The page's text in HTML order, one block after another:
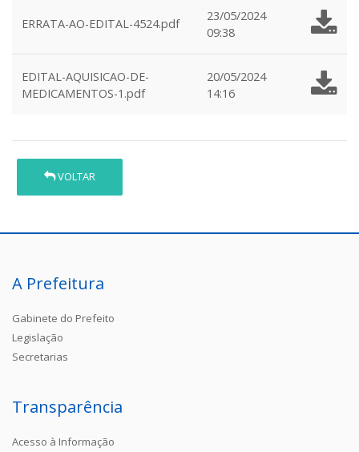
ERRATA-AO-EDITAL-4524.pdf
23/05/2024
09:38
EDITAL-AQUISICAO-DE-
MEDICAMENTOS-1.pdf
20/05/2024
14:16
VOLTAR
A Prefeitura
Gabinete do Prefeito
Legislação
Secretarias
Transparência
Acesso à Informação